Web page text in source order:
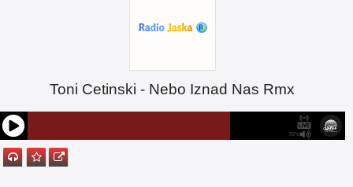
Toni Cetinski - Nebo Iznad Nas Rmx
70%